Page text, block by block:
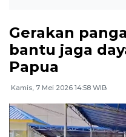
Gerakan
bantu jaga
Papua
Kamis, 7 Mei 2026 14:58 WIB